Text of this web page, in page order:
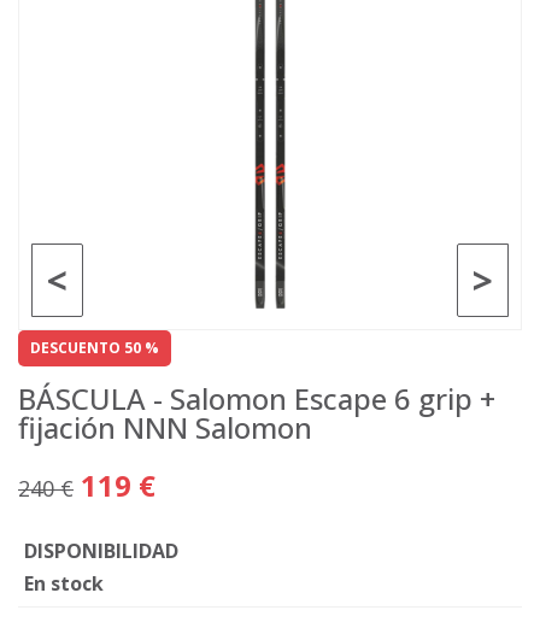
>
<
DESCUENTO 50 %
BÁSCULA - Salomon Escape 6 grip +
fijación NNN Salomon
240 € 119 €
DISPONIBILIDAD
En stock